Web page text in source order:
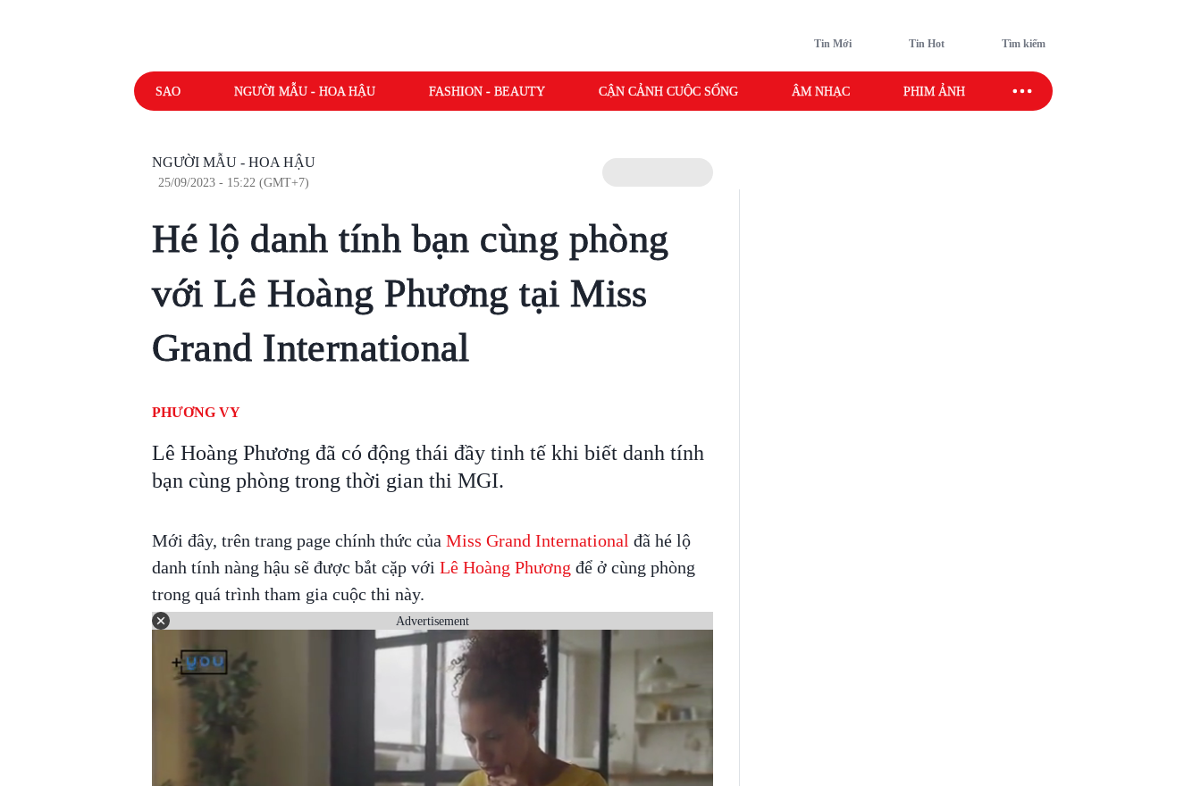
Tin Mới Tin Hot Tìm kiếm
SAO NGƯỜI MẪU - HOA HẬU FASHION - BEAUTY CẬN CẢNH CUỘC SỐNG ÂM NHẠC PHIM ẢNH SAO SPORT
NGƯỜI MẪU - HOA HẬU
25/09/2023 - 15:22 (GMT+7)
Hé lộ danh tính bạn cùng phòng
với Lê Hoàng Phương tại Miss
Grand International
PHƯƠNG VY
Lê Hoàng Phương đã có động thái đầy tinh tế khi biết danh tính
bạn cùng phòng trong thời gian thi MGI.
Mới đây, trên trang page chính thức của Miss Grand International đã hé lộ
danh tính nàng hậu sẽ được bắt cặp với Lê Hoàng Phương để ở cùng phòng
trong quá trình tham gia cuộc thi này.
Advertisement